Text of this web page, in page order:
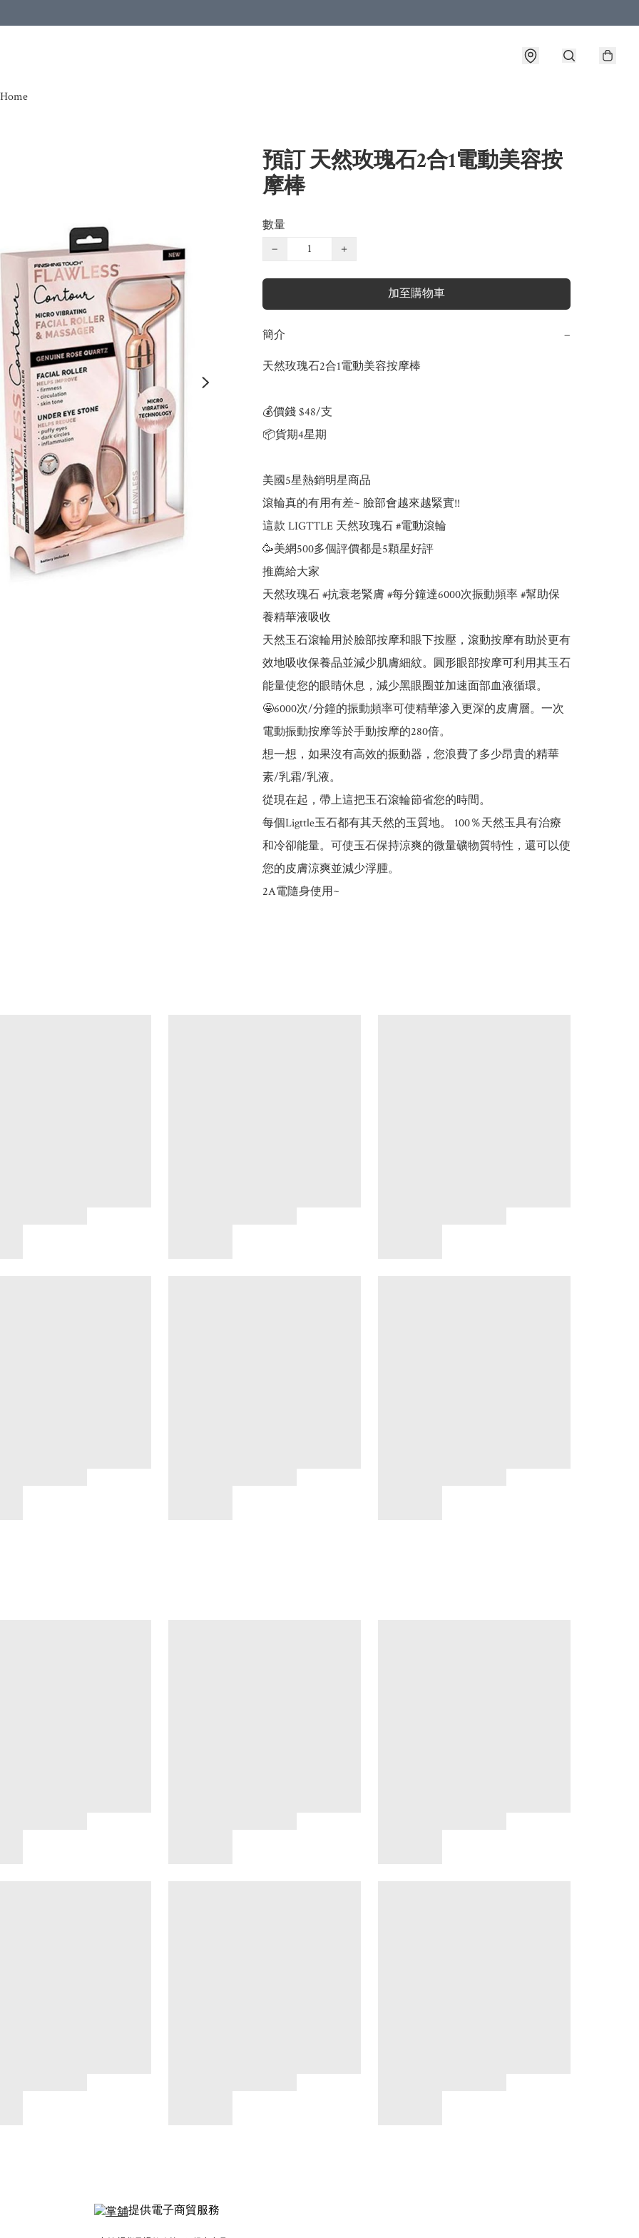
Home
預訂 天然玫瑰石2合1電動美容按
摩棒
數量
−
+
加至購物車
簡介 −
天然玫瑰石2合1電動美容按摩棒
💰價錢 $48/支
📦貨期4星期
美國5星熱銷明星商品
滾輪真的有用有差~ 臉部會越來越緊實!!
這款 LIGTTLE 天然玫瑰石 #電動滾輪
🥳美網500多個評價都是5顆星好評
推薦給大家
天然玫瑰石 #抗衰老緊膚 #每分鐘達6000次振動頻率 #幫助保
養精華液吸收
天然玉石滾輪用於臉部按摩和眼下按壓，滾動按摩有助於更有
效地吸收保養品並減少肌膚細紋。圓形眼部按摩可利用其玉石
能量使您的眼睛休息，減少黑眼圈並加速面部血液循環。
🤩6000次/分鐘的振動頻率可使精華滲入更深的皮膚層。一次
電動振動按摩等於手動按摩的280倍。
想一想，如果沒有高效的振動器，您浪費了多少昂貴的精華
素/乳霜/乳液。
從現在起，帶上這把玉石滾輪節省您的時間。
每個Ligttle玉石都有其天然的玉質地。 100％天然玉具有治療
和冷卻能量。可使玉石保持涼爽的微量礦物質特性，還可以使
您的皮膚涼爽並減少浮腫。
2A電隨身使用~
提供電子商貿服務